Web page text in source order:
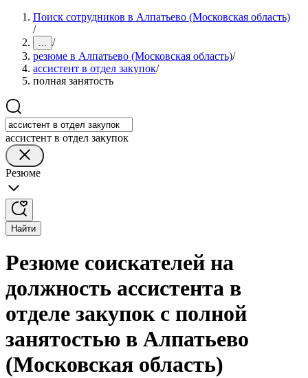
Поиск сотрудников в Алпатьево (Московская область)
/
... /
резюме в Алпатьево (Московская область)/
ассистент в отдел закупок/
полная занятость
ассистент в отдел закупок
Резюме
Найти
Резюме соискателей на
должность ассистента в
отделе закупок с полной
занятостью в Алпатьево
(Московская область)